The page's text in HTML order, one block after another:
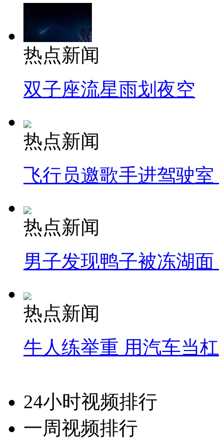
热点新闻
双子座流星雨划夜空
热点新闻
飞行员邀歌手进驾驶
热点新闻
男子发现鸭子被冻湖
热点新闻
牛人练举重 用汽车当
24小时视频排行
一周视频排行